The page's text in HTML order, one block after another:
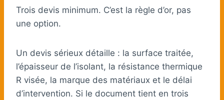
Trois devis minimum. C’est la règle d’or, pas
une option.
Un devis sérieux détaille : la surface traitée,
l’épaisseur de l’isolant, la résistance thermique
R visée, la marque des matériaux et le délai
d’intervention. Si le document tient en trois